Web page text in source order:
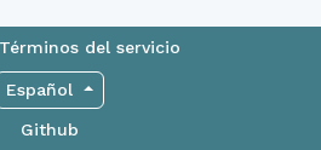
Términos del servicio
Español
Github